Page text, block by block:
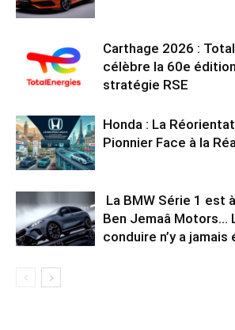
Carthage 2026 :
célèbre la 60e
stratégie RSE
Honda : La
Pionnier Face à la
La BMW Série 1 est
Ben Jemaâ Motors…
conduire n’y a